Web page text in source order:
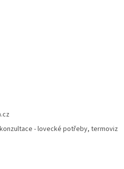
konzultace - lovecké potřeby, termoviz